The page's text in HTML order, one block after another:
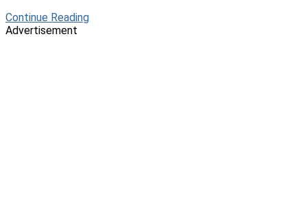
Continue Reading
Advertisement